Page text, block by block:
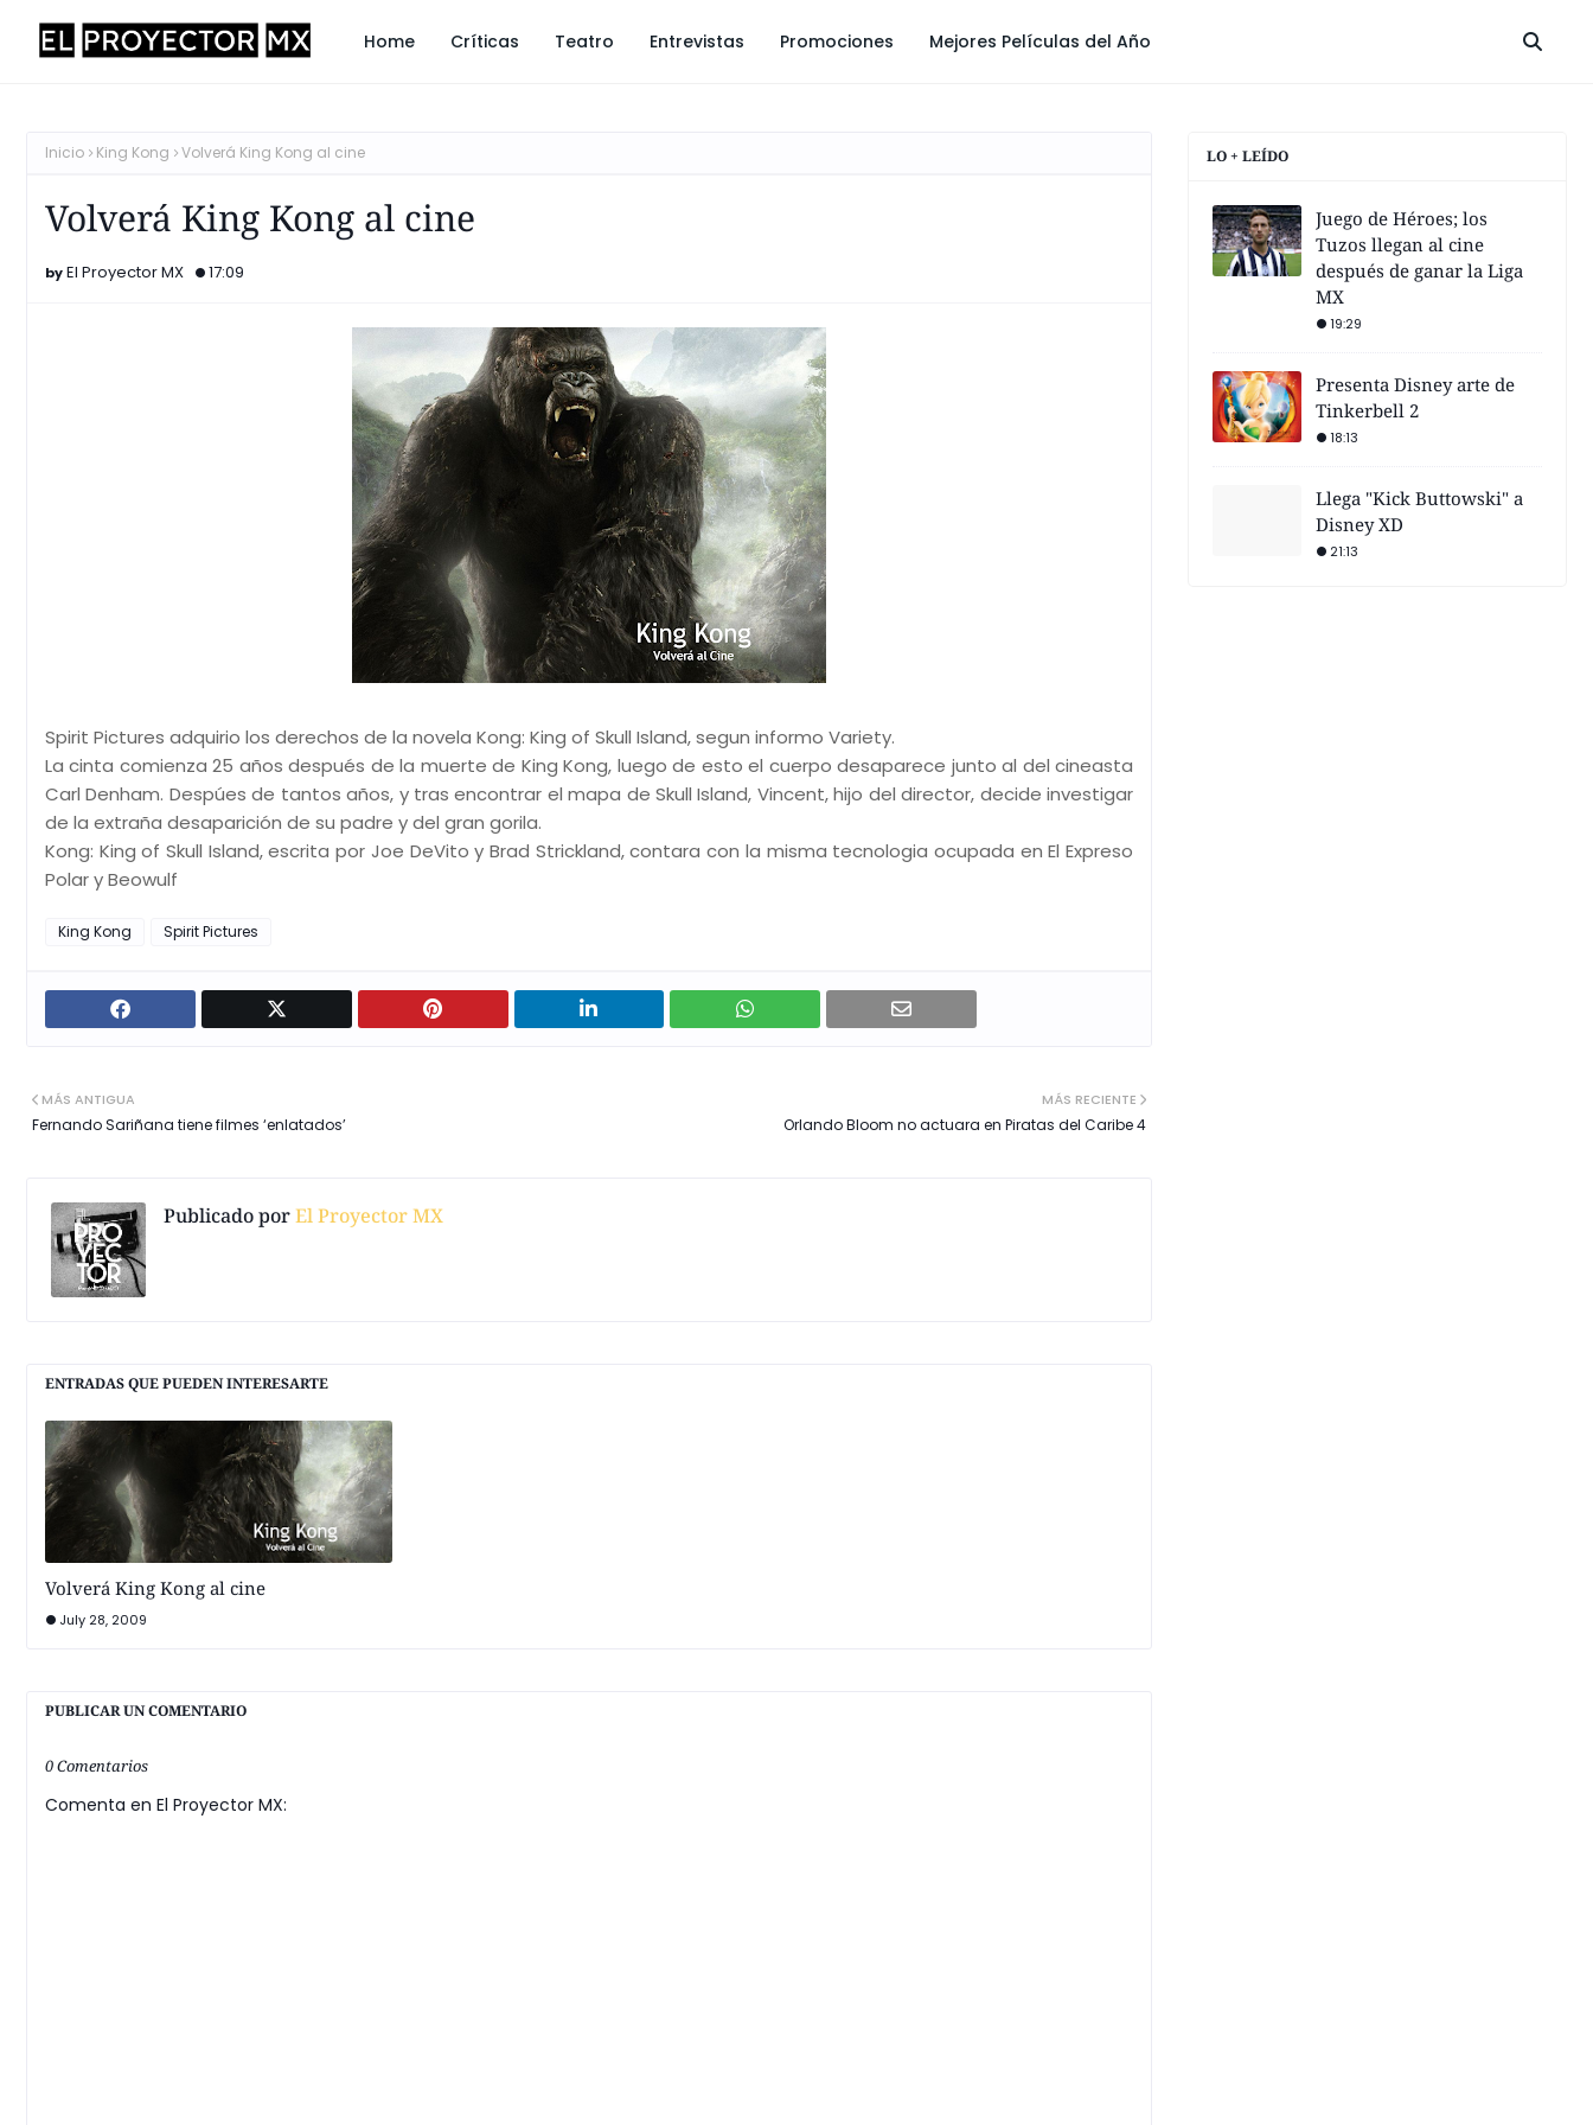
Home Críticas Teatro Entrevistas Promociones Mejores Películas del Año
Inicio King Kong Volverá King Kong al cine
Volverá King Kong al cine
El Proyector MX 17:09
Spirit Pictures adquirio los derechos de la novela Kong: King of Skull Island, segun informo Variety.
La cinta comienza 25 años después de la muerte de King Kong, luego de esto el cuerpo desaparece junto al del cineasta
Carl Denham. Despúes de tantos años, y tras encontrar el mapa de Skull Island, Vincent, hijo del director, decide investigar
de la extraña desaparición de su padre y del gran gorila.
Kong: King of Skull Island, escrita por Joe DeVito y Brad Strickland, contara con la misma tecnologia ocupada en El Expreso
Polar y Beowulf
King Kong Spirit Pictures
MÁS RECIENTE
Orlando Bloom no actuara en Piratas del Caribe 4
MÁS ANTIGUA
Fernando Sariñana tiene filmes ‘enlatados’
Publicado porEl Proyector MX
ENTRADAS QUE PUEDEN INTERESARTE
Volverá King Kong al cine
July 28, 2009
PUBLICAR UN COMENTARIO
0 Comentarios
Comenta en El Proyector MX:
LO + LEÍDO
Juego de Héroes; los
Tuzos llegan al cine
después de ganar la Liga
MX
19:29
Presenta Disney arte de
Tinkerbell 2
18:13
Llega "Kick Buttowski" a
Disney XD
21:13